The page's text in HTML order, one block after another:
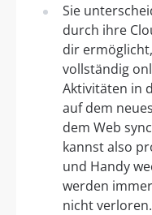
Sie
durch ihre
dir
vollständig
Aktivitäten in
auf dem
dem Web
kannst also
und Handy
werden
nicht verloren.